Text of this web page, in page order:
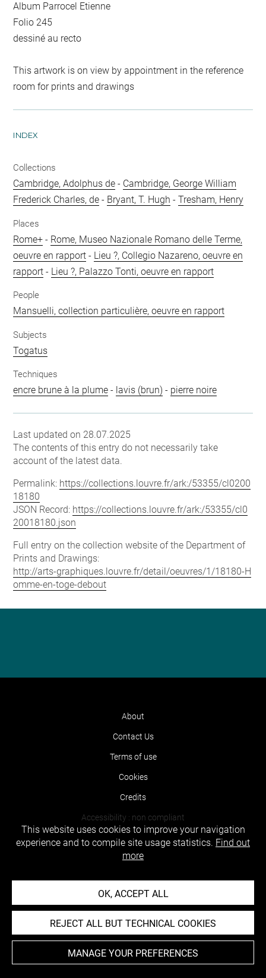
Album Parrocel Etienne
Folio 245
dessiné au recto
This artwork is on view by appointment in the reference
room for prints and drawings
INDEX
Collections
Cambridge, Adolphus de - Cambridge, George William
Frederick Charles, de - Bryant, T. Hugh -Tresham, Henry
Places
Rome+ - Rome, Museo Nazionale Romano delle Terme,
oeuvre en rapport - Lieu ?, Collegio Nazareno, oeuvre en
rapport - Lieu ?, Palazzo Tonti, oeuvre en rapport
People
Mansuelli, collection particulière, oeuvre en rapport
Subjects
Togatus
Techniques
encre brune à la plume - lavis (brun) - pierre noire
Last updated on 28.07.2025
The contents of this entry do not necessarily take
account of the latest data.
Permalink: https://collections.louvre.fr/ark:/53355/cl0200
18180
JSON Record: https://collections.louvre.fr/ark:/53355/cl0
20018180.json
Full entry on the collection website of the Department of
Prints and Drawings:
http://arts-graphiques.louvre.fr/detail/oeuvres/1/18180-H
omme-en-toge-debout
About
Contact Us
Terms of use
Cookies
Credits
Accessibility : non compliant
This website uses cookies to improve your navigation
experience and to compile site usage statistics. Find out
more
OK, ACCEPT ALL
REJECT ALL BUT TECHNICAL COOKIES
MANAGE YOUR PREFERENCES